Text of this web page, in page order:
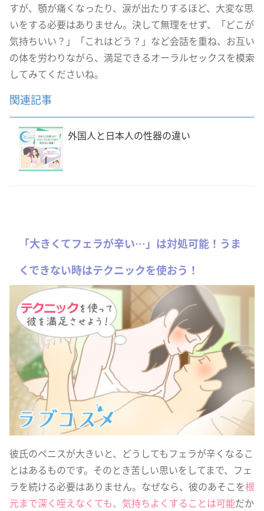
すが、顎が痛くなったり、涙が出たりするほど、大変な思
いをする必要はありません。決して無理をせず、「どこが
気持ちいい？」「これはどう？」など会話を重ね、お互い
の体を労わりながら、満足できるオーラルセックスを模索
してみてくださいね。
関連記事
外国人と日本人の性器の違い
「大きくてフェラが辛い…」は対処可能！うま
くできない時はテクニックを使おう！
彼氏のペニスが大きいと、どうしてもフェラが辛くなるこ
とはあるものです。そのとき苦しい思いをしてまで、フェ
ラを続ける必要はありません。なぜなら、彼のあそこを根
元まで深く咥えなくても、気持ちよくすることは可能だか